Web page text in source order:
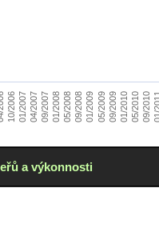
10/200601/200704/200709/200701/200805/200809/200801/200905/200909/200901/201005/201009/2010
a výkonnosti